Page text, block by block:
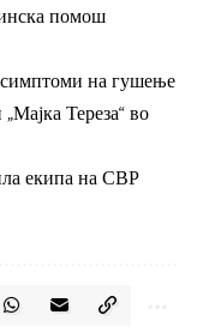
помош
на гушење
Тереза“ во
екипа на СВР